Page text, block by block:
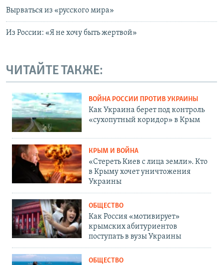
Вырваться из «русского мира»
Из России: «Я не хочу быть жертвой»
ЧИТАЙТЕ ТАКЖЕ:
ВОЙНА РОССИИ ПРОТИВ УКРАИНЫ
Как Украина берет под контроль
«сухопутный коридор» в Крым
КРЫМ И ВОЙНА
«Стереть Киев с лица земли». Кто
в Крыму хочет уничтожения
Украины
ОБЩЕСТВО
Как Россия «мотивирует»
крымских абитуриентов
поступать в вузы Украины
ОБЩЕСТВО